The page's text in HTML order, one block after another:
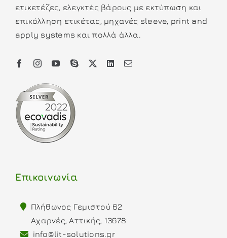
ετικετέζες, ελεγκτές βάρους με εκτύπωση και
επικόλληση ετικέτας, μηχανές sleeve, print and
apply systems και πολλά άλλα.
Επικοινωνία
Πλήθωνος Γεμιστού 62
Αχαρνές, Αττικής, 13678
info@lit-solutions.gr